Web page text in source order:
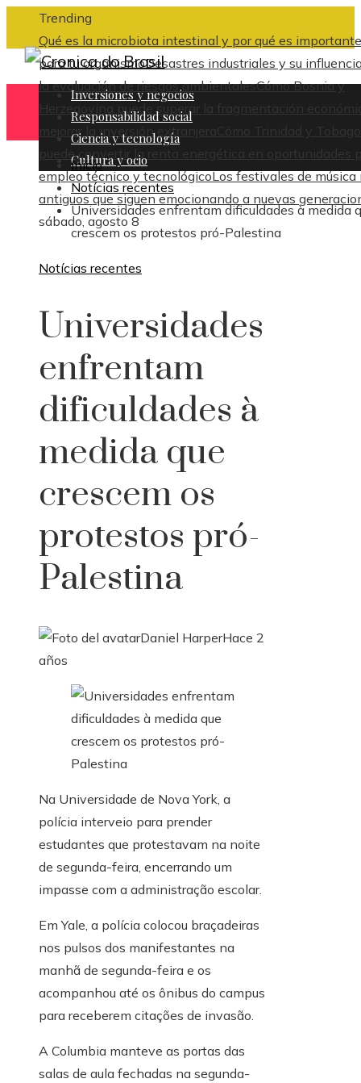
Trending
Qué es la microbiota intestinal y por qué es importante
para tu organismoDesastres industriales y su
la evaluación de riesgos ambientalesCómo Bosnia y
Herzegovina puede superar la fragmentación
mejorar la inversión extranjera
Cómo Trinidad y Tobago
puede convertir la renta energética en oportunidades
empleo técnico y tecnológicoLos festivales de música
antiguos que siguen emocionando a nuevas
sábado, agosto 8
Inversiones y negocios
Responsabilidad social
Ciencia y tecnología
Cultura y ocio
Inicio
Notícias recentes
Universidades enfrentam dificuldades à medida
crescem os protestos pró-Palestina
Notícias recentes
Universidades
enfrentam
dificuldades à
medida que
crescem os
protestos pró-
Palestina
Daniel HarperHace 2
años
Na Universidade de Nova York, a
polícia interveio para prender
estudantes que protestavam na noite
de segunda-feira, encerrando um
impasse com a administração escolar.
Em Yale, a polícia colocou braçadeiras
nos pulsos dos manifestantes na
manhã de segunda-feira e os
acompanhou até os ônibus do campus
para receberem citações de invasão.
A Columbia manteve as portas das
salas de aula fechadas na segunda-